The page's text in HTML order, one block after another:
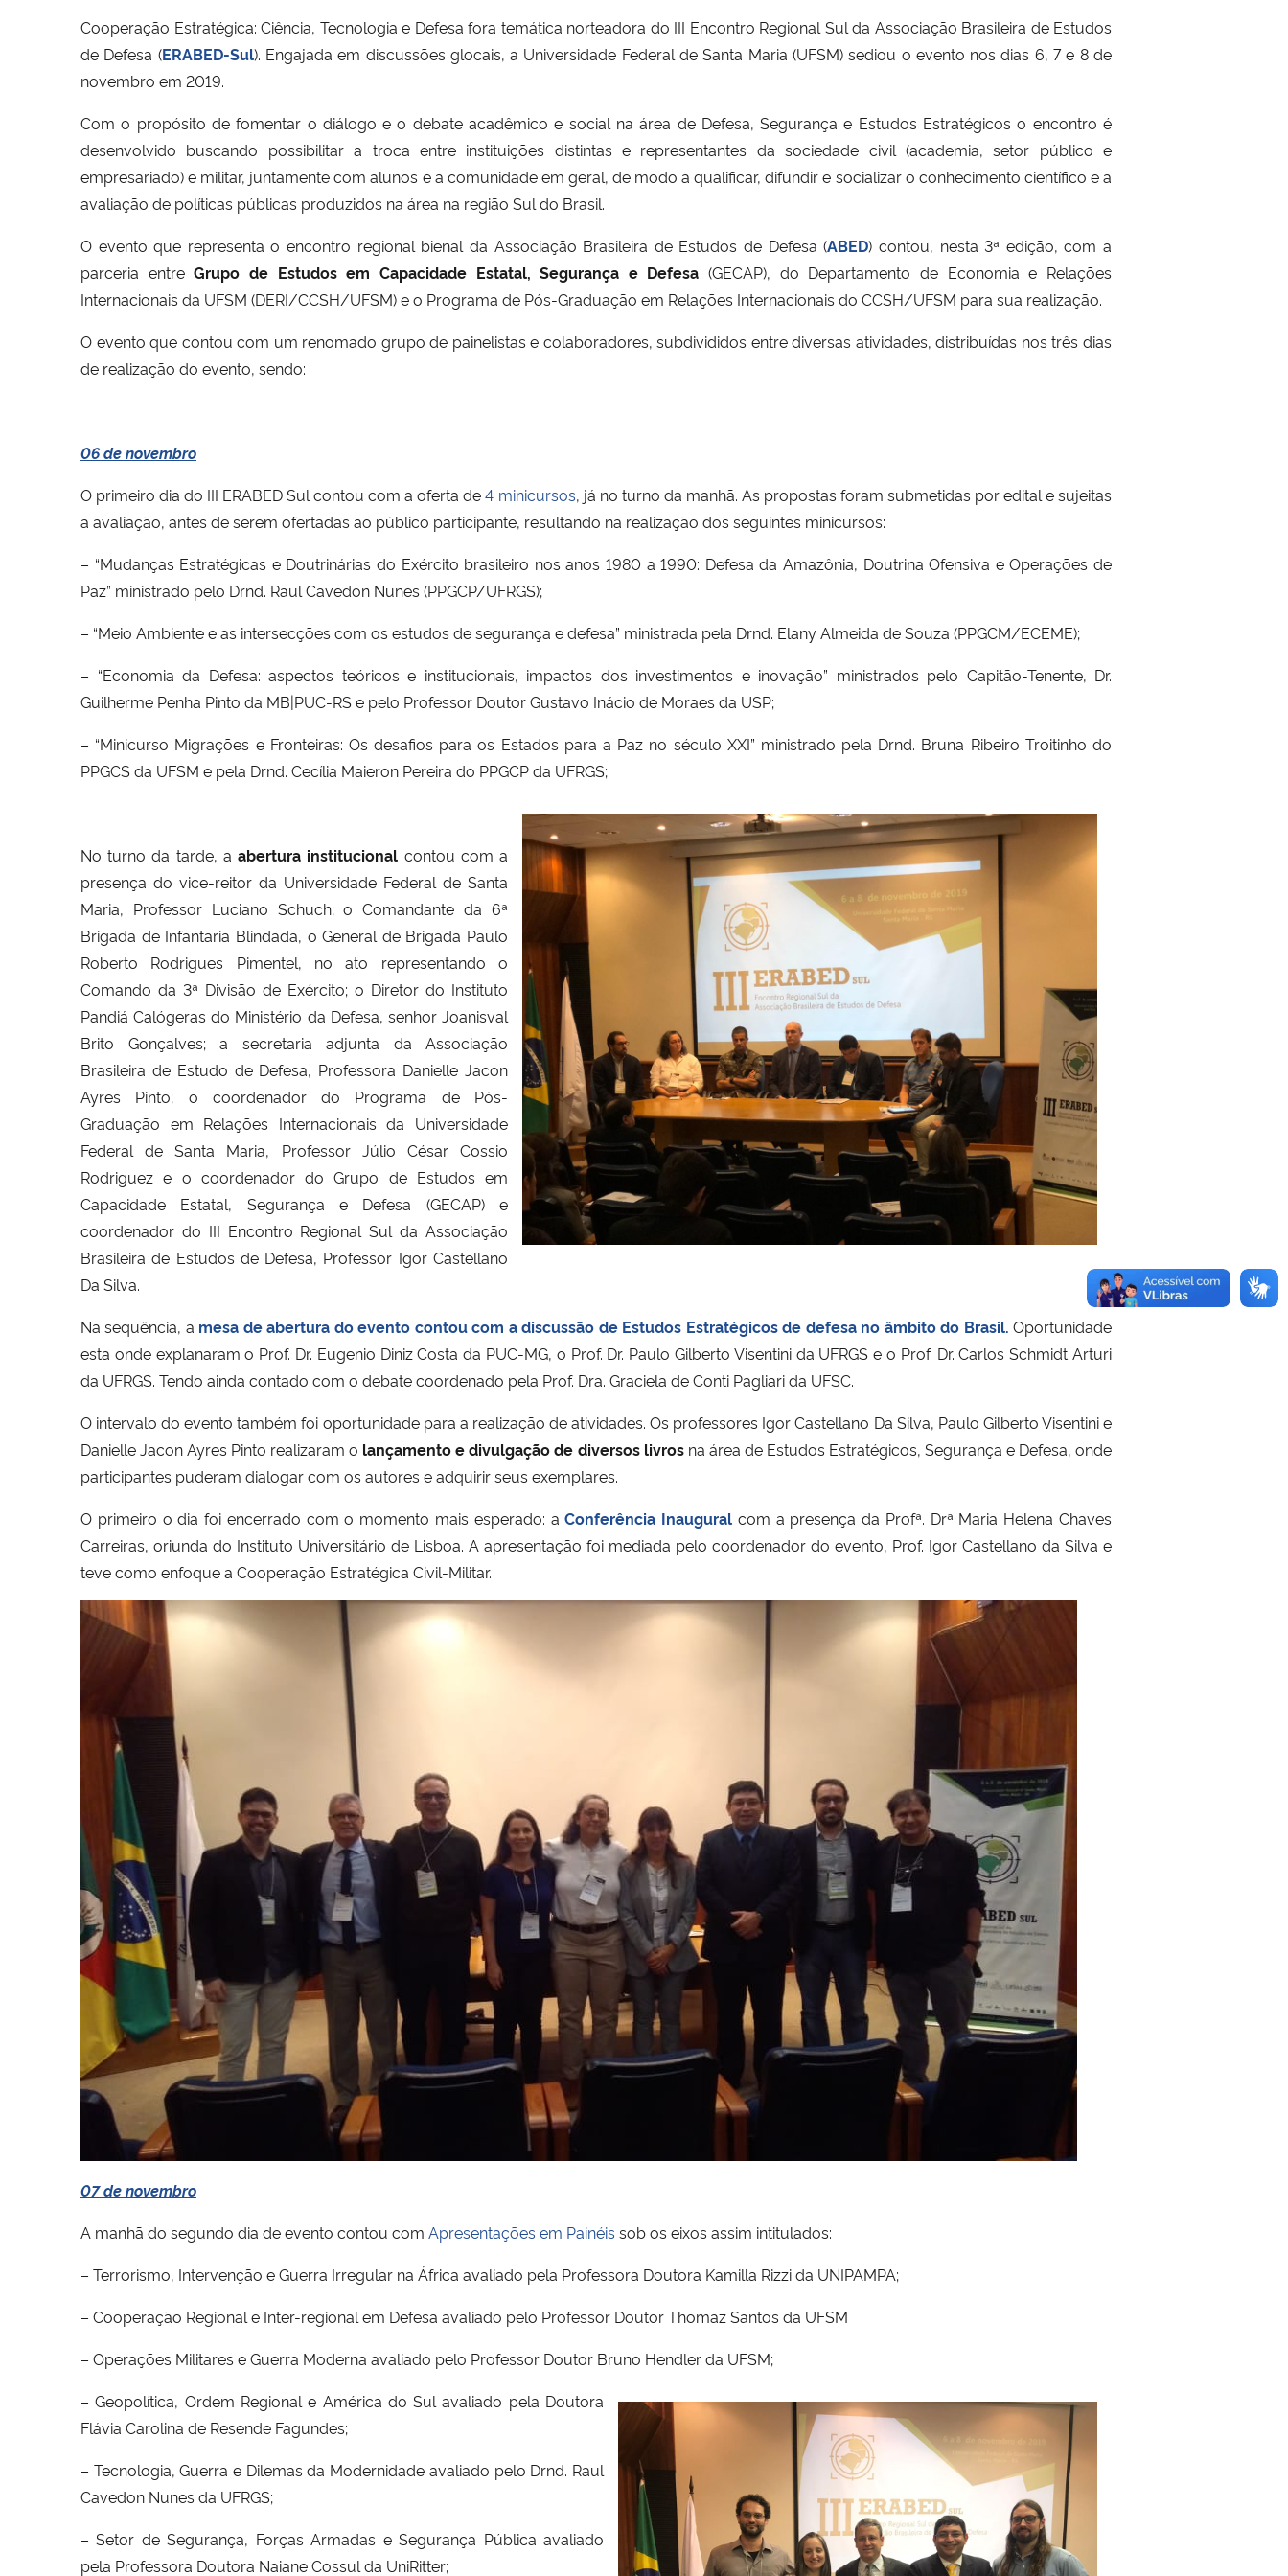
Cooperação Estratégica: Ciência, Tecnologia e Defesa fora temática norteadora do III Encontro Regional Sul da Associação Brasileira de Estudos
de Defesa (ERABED-Sul). Engajada em discussões glocais, a Universidade Federal de Santa Maria (UFSM) sediou o evento nos dias 6, 7 e 8 de
novembro em 2019.
Com o propósito de fomentar o diálogo e o debate acadêmico e social na área de Defesa, Segurança e Estudos Estratégicos o encontro é
desenvolvido buscando possibilitar a troca entre instituições distintas e representantes da sociedade civil (academia, setor público e
empresariado) e militar, juntamente com alunos e a comunidade em geral, de modo a qualificar, difundir e socializar o conhecimento científico e a
avaliação de políticas públicas produzidos na área na região Sul do Brasil.
O evento que representa o encontro regional bienal da Associação Brasileira de Estudos de Defesa (ABED) contou, nesta 3ª edição, com a
parceria entreGrupo de Estudos em Capacidade Estatal, Segurança e Defesa(GECAP), do Departamento de Economia e Relações
Internacionais da UFSM (DERI/CCSH/UFSM) e o Programa de Pós-Graduação em Relações Internacionais do CCSH/UFSM para sua realização.
O evento que contou com um renomado grupo de painelistas e colaboradores, subdivididos entre diversas atividades, distribuídas nos três dias
de realização do evento, sendo:
06 de novembro
O primeiro dia do III ERABED Sul contou com a oferta de4 minicursos, já no turno da manhã. As propostas foram submetidas por edital e sujeitas
a avaliação, antes de serem ofertadas ao público participante, resultando na realização dos seguintes minicursos:
– “Mudanças Estratégicas e Doutrinárias do Exército brasileiro nos anos 1980 a 1990: Defesa da Amazônia, Doutrina Ofensiva e Operações de
Paz” ministrado pelo Drnd. Raul Cavedon Nunes (PPGCP/UFRGS);
– “Meio Ambiente e as intersecções com os estudos de segurança e defesa” ministrada pela Drnd. Elany Almeida de Souza (PPGCM/ECEME);
– “Economia da Defesa: aspectos teóricos e institucionais, impactos dos investimentos e inovação” ministrados pelo Capitão-Tenente, Dr.
Guilherme Penha Pinto da MB|PUC-RS e pelo Professor Doutor Gustavo Inácio de Moraes da USP;
– “Minicurso Migrações e Fronteiras: Os desafios para os Estados para a Paz no século XXI” ministrado pela Drnd. Bruna Ribeiro Troitinho do
PPGCS da UFSM e pela Drnd. Cecília Maieron Pereira do PPGCP da UFRGS;
No turno da tarde, aabertura institucional contou com a
presença do vice-reitor da Universidade Federal de Santa
Maria, Professor Luciano Schuch; o Comandante da 6ª
Brigada de Infantaria Blindada, o General de Brigada Paulo
Roberto Rodrigues Pimentel, no ato representando o
Comando da 3ª Divisão de Exército; o Diretor do Instituto
Pandiá Calógeras do Ministério da Defesa, senhor Joanisval
Brito Gonçalves; a secretaria adjunta da Associação
Brasileira de Estudo de Defesa, Professora Danielle Jacon
Ayres Pinto; o coordenador do Programa de Pós-
Graduação em Relações Internacionais da Universidade
Federal de Santa Maria, Professor Júlio César Cossio
Rodriguez e o coordenador do Grupo de Estudos em
Capacidade Estatal, Segurança e Defesa (GECAP) e
coordenador do III Encontro Regional Sul da Associação
Brasileira de Estudos de Defesa, Professor Igor Castellano
Da Silva.
Na sequência, a mesa de abertura do evento contou com a discussão de Estudos Estratégicos de defesa no âmbito do Brasil. Oportunidade
esta onde explanaram o Prof. Dr. Eugenio Diniz Costa da PUC-MG, o Prof. Dr. Paulo Gilberto Visentini da UFRGS e o Prof. Dr. Carlos Schmidt Arturi
da UFRGS. Tendo ainda contado com o debate coordenado pela Prof. Dra. Graciela de Conti Pagliari da UFSC.
O intervalo do evento também foi oportunidade para a realização de atividades. Os professores Igor Castellano Da Silva, Paulo Gilberto Visentini e
Danielle Jacon Ayres Pinto realizaram o lançamento e divulgação de diversos livrosna área de Estudos Estratégicos, Segurança e Defesa, onde
participantes puderam dialogar com os autores e adquirir seus exemplares.
O primeiro o dia foi encerrado com o momento mais esperado: a Conferência Inaugural com a presença da Profª. Drª Maria Helena Chaves
Carreiras, oriunda do Instituto Universitário de Lisboa. A apresentação foi mediada pelo coordenador do evento, Prof. Igor Castellano da Silva e
teve como enfoque a Cooperação Estratégica Civil-Militar.
07 de novembro
A manhã do segundo dia de evento contou com Apresentações em Painéis sob os eixos assim intitulados:
– Terrorismo, Intervenção e Guerra Irregular na África avaliado pela Professora Doutora Kamilla Rizzi da UNIPAMPA;
– Cooperação Regional e Inter-regional em Defesa avaliado pelo Professor Doutor Thomaz Santos da UFSM
– Operações Militares e Guerra Moderna avaliado pelo Professor Doutor Bruno Hendler da UFSM;
– Geopolítica, Ordem Regional e América do Sul avaliado pela Doutora
Flávia Carolina de Resende Fagundes;
– Tecnologia, Guerra e Dilemas da Modernidade avaliado pelo Drnd. Raul
Cavedon Nunes da UFRGS;
– Setor de Segurança, Forças Armadas e Segurança Pública avaliado
pela Professora Doutora Naiane Cossul da UniRitter;